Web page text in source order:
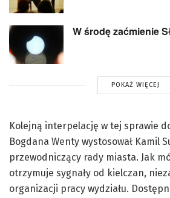
W środę zaćmienie
POKAŻ WIĘCEJ
Kolejną interpelację w tej sprawie
Bogdana Wenty wystosował Kamil
przewodniczący rady miasta. Jak
otrzymuje sygnały od kielczan,
organizacji pracy wydziału.